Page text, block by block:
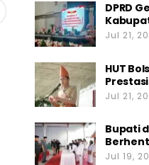
DPRD
Jul 21,
HUT
Jul 21,
Bupati
Jul 19,